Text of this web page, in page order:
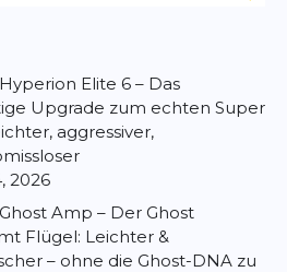
Elite 6 – Das
Upgrade zum echten Super
aggressiver,
2026
Amp – Der Ghost
Flügel: Leichter &
– ohne die Ghost-DNA zu